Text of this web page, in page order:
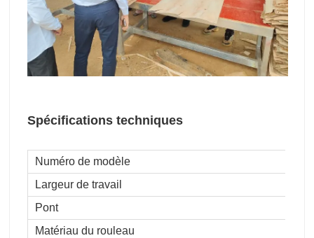
Spécifications techniques
Numéro de modèle
Largeur de travail
Pont
Matériau du rouleau